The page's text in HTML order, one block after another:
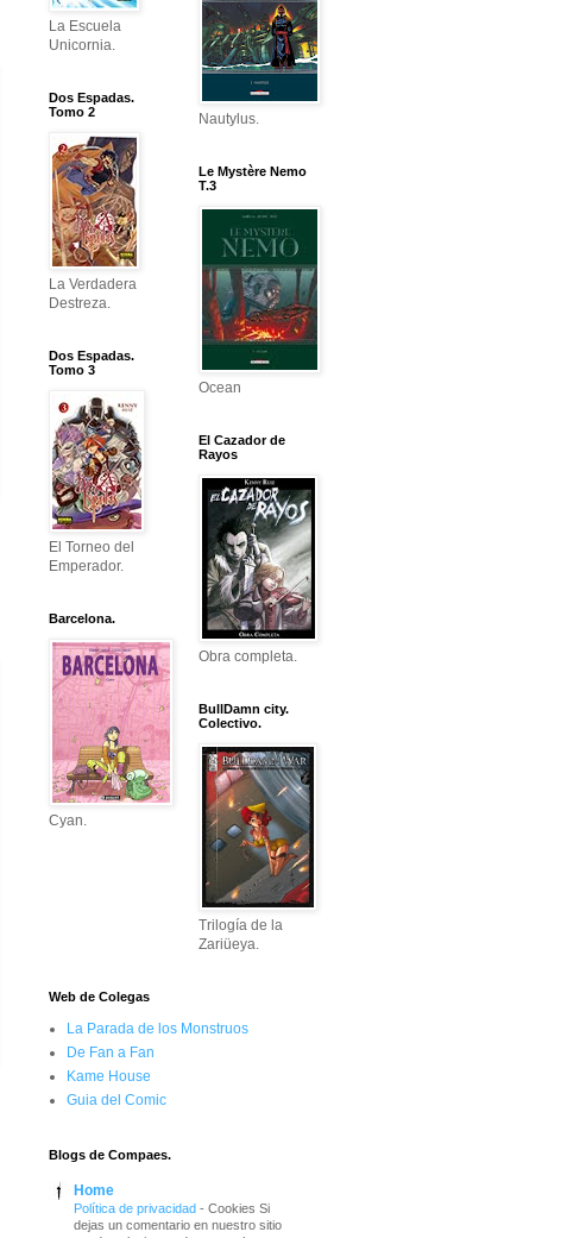
La Escuela
Unicornia.
Dos Espadas.
Tomo 2
La Verdadera
Destreza.
Dos Espadas.
Tomo 3
El Torneo del
Emperador.
Barcelona.
Cyan.
Nautylus.
Le Mystère Nemo
T.3
Ocean
El Cazador de
Rayos
Obra completa.
BullDamn city.
Colectivo.
Trilogía de la
Zariüeya.
Web de Colegas
La Parada de los Monstruos
De Fan a Fan
Kame House
Guia del Comic
Blogs de Compaes.
Home
Política de privacidad - Cookies Si
dejas un comentario en nuestro sitio